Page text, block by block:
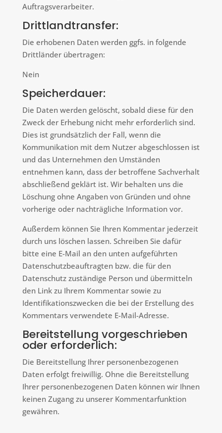
Auftragsverarbeiter.
Drittlandtransfer:
Die erhobenen Daten werden ggfs. in folgende
Drittländer übertragen:
Nein
Speicherdauer:
Die Daten werden gelöscht, sobald diese für den
Zweck der Erhebung nicht mehr erforderlich sind.
Dies ist grundsätzlich der Fall, wenn die
Kommunikation mit dem Nutzer abgeschlossen ist
und das Unternehmen den Umständen
entnehmen kann, dass der betroffene Sachverhalt
abschließend geklärt ist. Wir behalten uns die
Löschung ohne Angaben von Gründen und ohne
vorherige oder nachträgliche Information vor.
Außerdem können Sie Ihren Kommentar jederzeit
durch uns löschen lassen. Schreiben Sie dafür
bitte eine E-Mail an den unten aufgeführten
Datenschutzbeauftragten bzw. die für den
Datenschutz zuständige Person und übermitteln
den Link zu Ihrem Kommentar sowie zu
Identifikationszwecken die bei der Erstellung des
Kommentars verwendete E-Mail-Adresse.
Bereitstellung vorgeschrieben
oder erforderlich:
Die Bereitstellung Ihrer personenbezogenen
Daten erfolgt freiwillig. Ohne die Bereitstellung
Ihrer personenbezogenen Daten können wir Ihnen
keinen Zugang zu unserer Kommentarfunktion
gewähren.